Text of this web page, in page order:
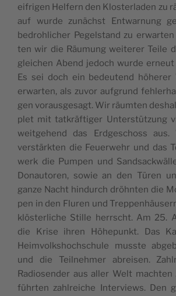
eif­ri­gen Hel­fern den Klos­ter­la­den zu
auf wur­de zunächst Ent­war­nung
bedroh­li­cher Pegel­stand zu
ten wir die Räu­mung wei­te­rer Tei­le
glei­chen Abend jedoch wur­de
Es sei doch ein bedeu­tend höhe­rer
erwar­ten, als zuvor auf­grund
gen vor­aus­ge­sagt. Wir räum­ten
plet mit tat­kräf­ti­ger Unter­stüt­zung
weit­ge­hend das Erd­ge­schoss aus.
ver­stärk­ten die Feu­er­wehr und das
werk die Pum­pen und
Donau­to­ren, sowie an den Türen
gan­ze Nacht hin­durch dröhn­ten die
pen in den Flu­ren und
klös­ter­li­che Stil­le herrscht. Am 25.
die Kri­se ihren Höhe­punkt. Das
Heim­volks­hoch­schu­le muss­te
und die Teil­neh­mer abrei­sen.
Radio­sen­der aus aller Welt mach­ten
führ­ten zahl­rei­che Inter­views. Den